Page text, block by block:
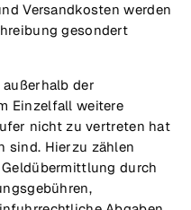
Versandkosten werden
gesondert
der
Einzelfall weitere
nicht zu vertreten hat
sind. Hierzu zählen
durch